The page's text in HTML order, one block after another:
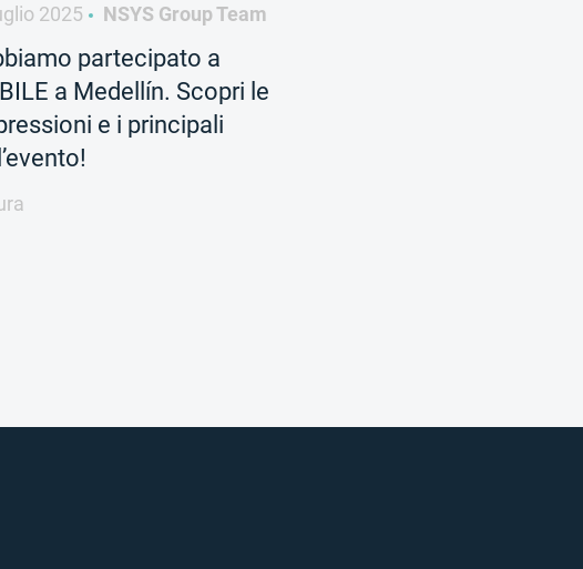
2025 NSYS Group Team
partecipato a
a Medellín. Scopri le
e i principali